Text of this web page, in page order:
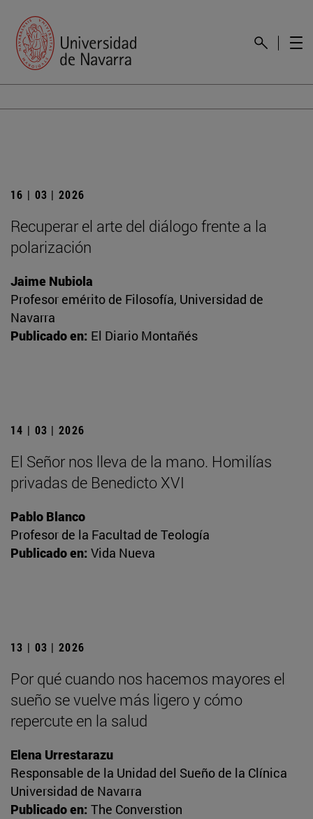
16 | 03 | 2026
Recuperar el arte del diálogo frente a la
polarización
Jaime Nubiola
Profesor emérito de Filosofía, Universidad de
Navarra
Publicado en: El Diario Montañés
14 | 03 | 2026
El Señor nos lleva de la mano. Homilías
privadas de Benedicto XVI
Pablo Blanco
Profesor de la Facultad de Teología
Publicado en: Vida Nueva
13 | 03 | 2026
Por qué cuando nos hacemos mayores el
sueño se vuelve más ligero y cómo
repercute en la salud
Elena Urrestarazu
Responsable de la Unidad del Sueño de la Clínica
Universidad de Navarra
Publicado en: The Converstion